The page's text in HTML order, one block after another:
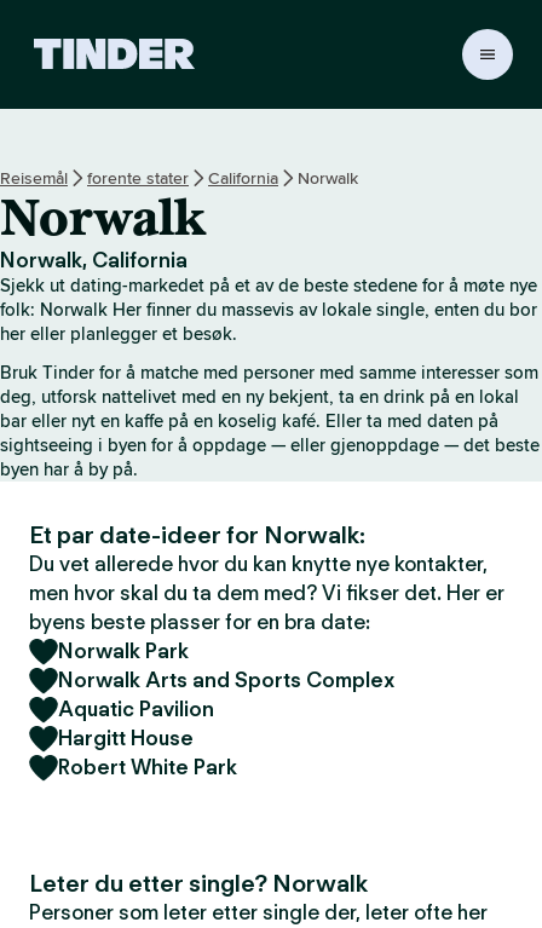
r
h
e
m
m
s
i
d
e
Reisemål forente stater California Norwalk
Norwalk
Norwalk, California
Sjekk ut dating-markedet på et av de beste stedene for å møte nye
folk: Norwalk Her finner du massevis av lokale single, enten du bor
her eller planlegger et besøk.
Bruk Tinder for å matche med personer med samme interesser som
deg, utforsk nattelivet med en ny bekjent, ta en drink på en lokal
bar eller nyt en kaffe på en koselig kafé. Eller ta med daten på
sightseeing i byen for å oppdage — eller gjenoppdage — det beste
byen har å by på.
Et par date-ideer for Norwalk:
Du vet allerede hvor du kan knytte nye kontakter,
men hvor skal du ta dem med? Vi fikser det. Her er
byens beste plasser for en bra date:
Norwalk Park
Norwalk Arts and Sports Complex
Aquatic Pavilion
Hargitt House
Robert White Park
Leter du etter single? Norwalk
Personer som leter etter single der, leter ofte her